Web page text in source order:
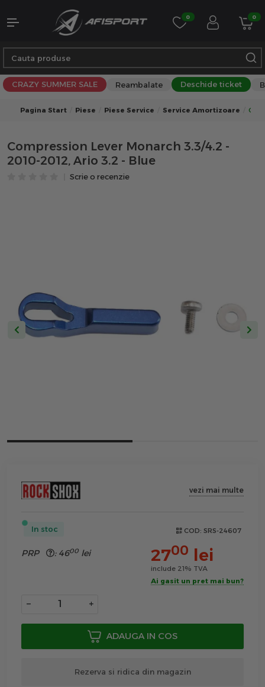
0 0
CRAZY SUMMER SALE Reambalate Deschide ticket
Pagina Start Piese Piese Service Service Amortizoare
Compression Lever Monarch 3.3/4.2 -
2010-2012, Ario 3.2 - Blue
Scrie o recenzie
vezi mai multe
In stoc COD: SRS-24607
PRP : 4600 lei 2700 lei
include 21% TVA
Ai gasit un pret mai bun?
− +
ADAUGA IN COS
Rezerva si ridica din magazin